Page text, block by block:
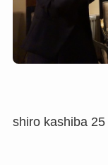
shiro kashiba 25